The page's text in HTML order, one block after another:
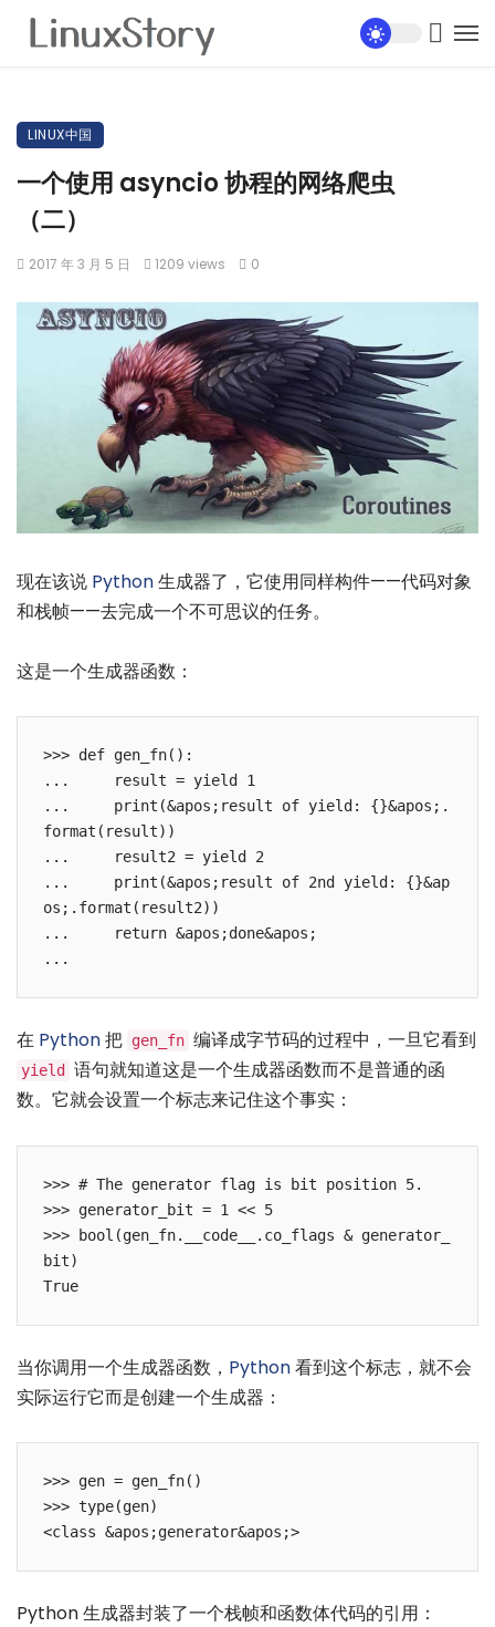
LINUX中国
一个使用 asyncio 协程的网络爬虫
（二）
2017 年 3 月 5 日 1209 views 0
现在该说 Python生成器了，它使用同样构件——代码对象
和栈帧——去完成一个不可思议的任务。
这是一个生成器函数：
>>> def gen_fn():
...     result = yield 1
...     print(&apos;result of yield: {}&apos;.
format(result))
...     result2 = yield 2
...     print(&apos;result of 2nd yield: {}&ap
os;.format(result2))
...     return &apos;done&apos;
在 Python把 gen_fn 编译成字节码的过程中，一旦它看到
yield
语句就知道这是一个生成器函数而不是普通的函
数。它就会设置一个标志来记住这个事实：
>>> # The generator flag is bit position 5.
>>> generator_bit = 1 << 5
>>> bool(gen_fn.__code__.co_flags & generator_
bit)
当你调用一个生成器函数， Python看到这个标志，就不会
实际运行它而是创建一个生成器：
>>> gen = gen_fn()
>>> type(gen)
Python 生成器封装了一个栈帧和函数体代码的引用：